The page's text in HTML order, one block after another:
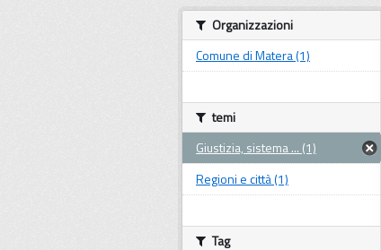
Organizzazioni
Comune di Matera (1)
temi
Giustizia, sistema ... (1)
Regioni e città (1)
Tag